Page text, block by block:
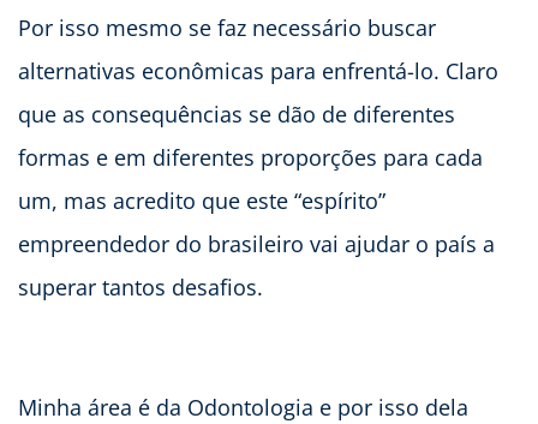
Por isso mesmo se faz necessário buscar
alternativas econômicas para enfrentá-lo. Claro
que as consequências se dão de diferentes
formas e em diferentes proporções para cada
um, mas acredito que este “espírito”
empreendedor do brasileiro vai ajudar o país a
superar tantos desafios.
Minha área é da Odontologia e por isso dela